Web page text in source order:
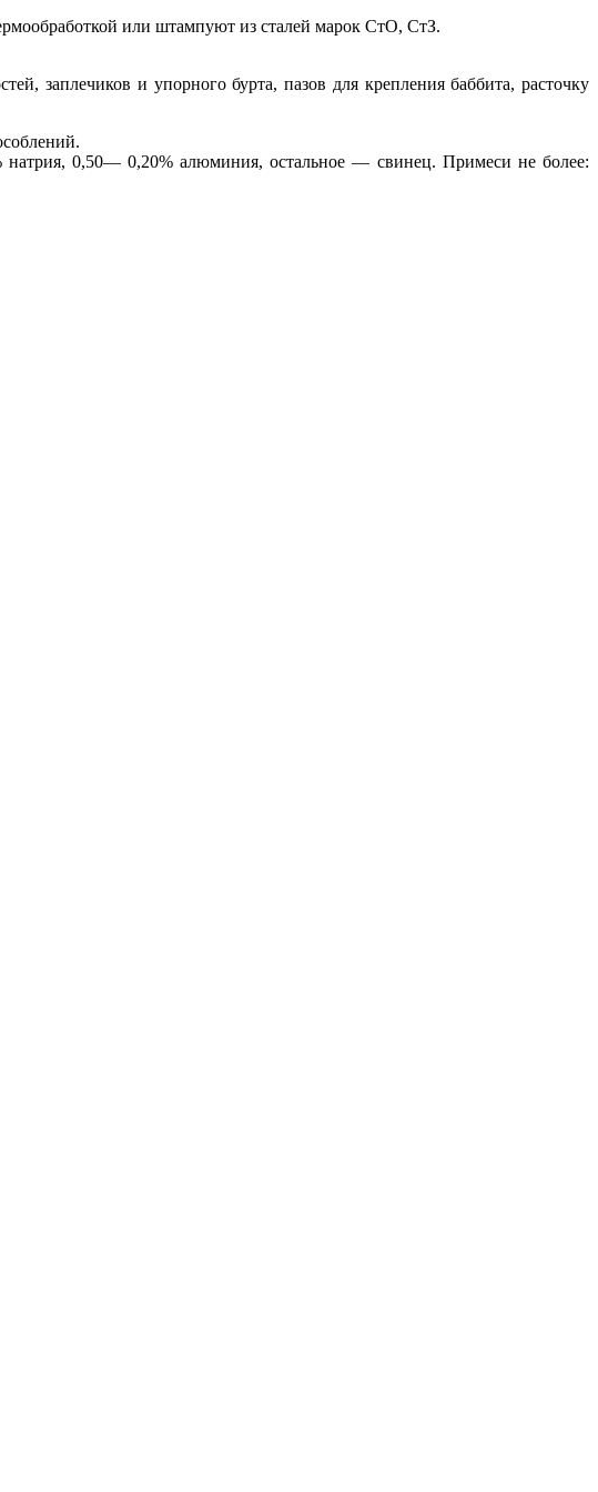
или штампуют из сталей марок СтО, СтЗ.
заплечиков и упорного бурта, пазов для крепления баббита, расточку
0,50— 0,20% алюминия, остальное — свинец. Примеси не более: